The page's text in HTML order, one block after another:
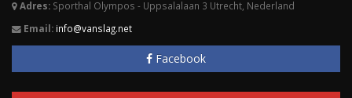
Adres: Sporthal Olympos - Uppsalalaan 3 Utrecht, Nederland
Email: info@vanslag.net
Facebook